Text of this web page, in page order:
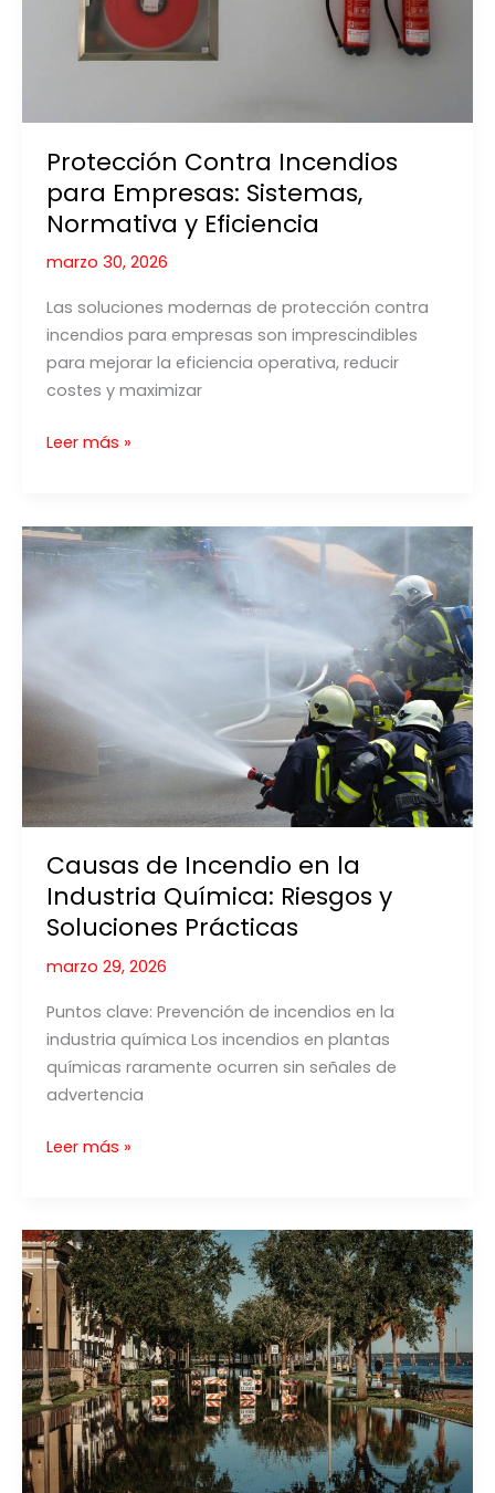
Seguridad
Protección Contra Incendios
para Empresas: Sistemas,
Normativa y Eficiencia
marzo 30, 2026
Las soluciones modernas de protección contra
incendios para empresas son imprescindibles
para mejorar la eficiencia operativa, reducir
costes y maximizar
Protección
para
Empresas:
Sistemas,
Leer más »
Causas de Incendio en la
Industria Química: Riesgos y
Soluciones Prácticas
marzo 29, 2026
Puntos clave: Prevención de incendios en la
industria química Los incendios en plantas
químicas raramente ocurren sin señales de
advertencia
Causas
en
la
Industria
Química:
Riesgos
y
Soluciones
Prácticas
Leer más »